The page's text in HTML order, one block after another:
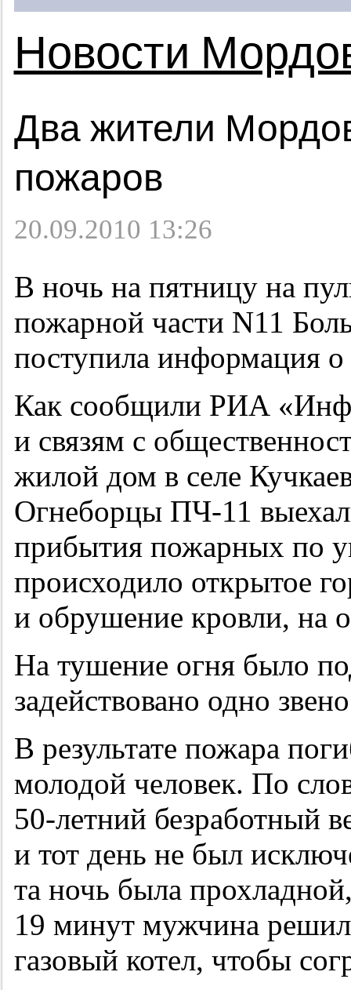
Новости
Два жители
пожаров
20.09.2010 13:26
В ночь на пятницу на
пожарной части N11
поступила информация
Как сообщили РИА
и связям с
жилой дом в селе
Огнеборцы ПЧ-11
прибытия пожарных по
происходило открытое
и обрушение кровли, на
На тушение огня было
задействовано одно
В результате пожара
молодой человек. По
50-летний безработный
и тот день не был
та ночь была
19 минут мужчина
газовый котел, чтобы